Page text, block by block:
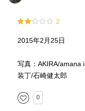
2
2015年2月25日
写真：AKIRA/amana
装丁/石崎健太郎
0